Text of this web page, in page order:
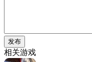
发布
相关游戏